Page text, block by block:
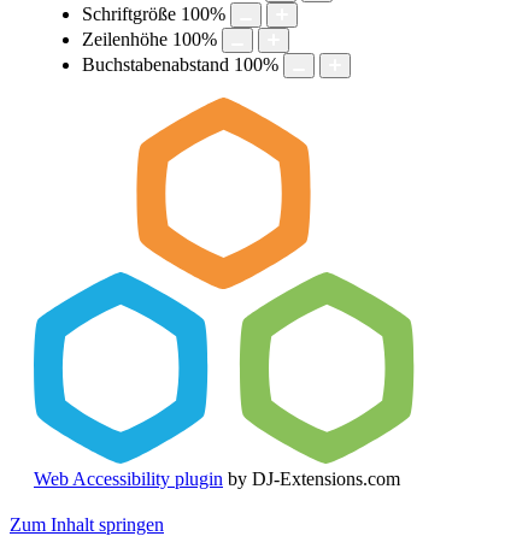
Schriftgröße 100%
Zeilenhöhe 100%
Buchstabenabstand 100%
Web Accessibility plugin by DJ-Extensions.com
Zum Inhalt springen